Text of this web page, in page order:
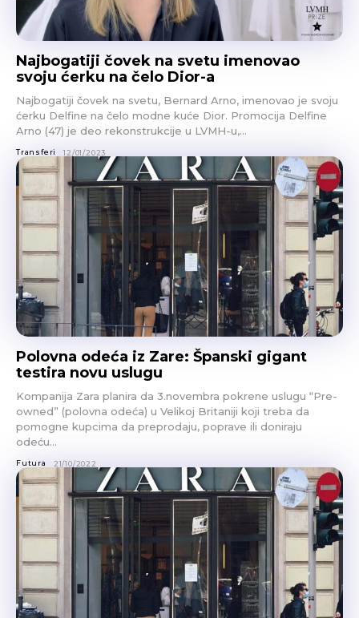
Najbogatiji čovek na svetu imenovao
svoju ćerku na čelo Dior-a
Najbogatiji čovek na svetu, Bernard Arno, imenovao je svoju
ćerku Delfine na čelo modne kuće Dior. Promocija Delfine
Arno (47) je deo rekonstrukcije u LVMH-u,...
Transferi 12/01/2023
Polovna odeća iz Zare: Španski gigant
testira novu uslugu
Kompanija Zara planira da 3.novembra pokrene uslugu “Pre-
owned” (polovna odeća) u Velikoj Britaniji koji treba da
pomogne kupcima da preprodaju, poprave ili doniraju
odeću...
Futura 21/10/2022